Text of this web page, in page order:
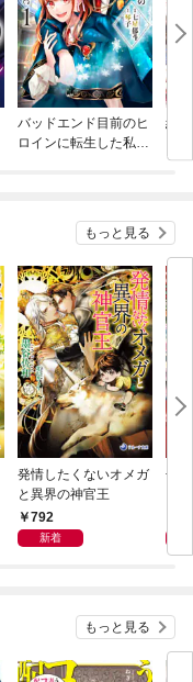
バッドエンド目前のヒ
ロインに転生した私、
結
もっと見る
発情したくないオメガ
と異界の神官王
792
新着
子
もっと見る